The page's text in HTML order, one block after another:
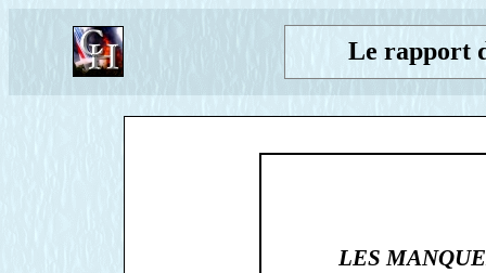
Le rapport
LES